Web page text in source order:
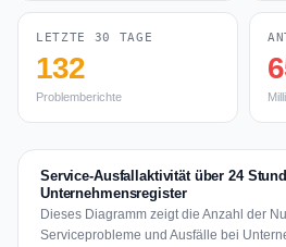
LETZTE 30 TAGE
132
Problemberichte
Service-Ausfallaktivität über 24
Unternehmensregister
Dieses Diagramm zeigt die Anzahl der
Serviceprobleme und Ausfälle bei